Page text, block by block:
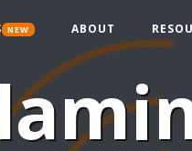
NEW ABOUT